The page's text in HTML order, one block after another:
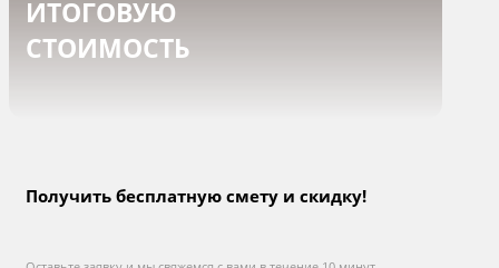
ИТОГОВУЮ
СТОИМОСТЬ
Получить бесплатную смету и скидку!